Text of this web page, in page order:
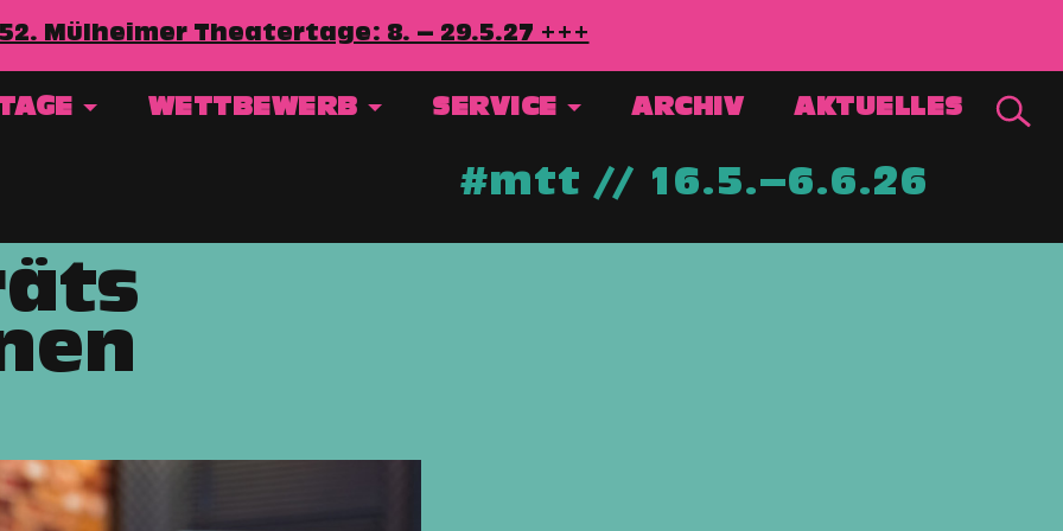
Mülheimer Theatertage: 8. – 29.5.27 +++
WETTBEWERB SERVICE ARCHIV AKTUELLES
#mtt // 16.5.–6.6.26